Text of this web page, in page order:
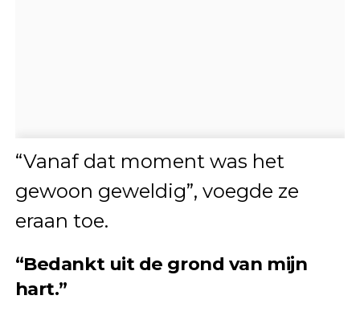
“Vanaf dat moment was het
gewoon geweldig”, voegde ze
eraan toe.
“Bedankt uit de grond van mijn
hart.”